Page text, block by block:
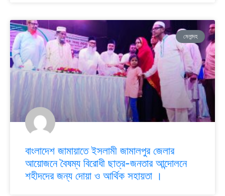
মেলান্দহ
বাংলাদেশ জামায়াতে ইসলামী জামালপুর জেলার
আয়োজনে বৈষম্য বিরোধী ছাত্র-জনতার আন্দোলনে
শহীদদের জন্য দোয়া ও আর্থিক সহায়তা ।